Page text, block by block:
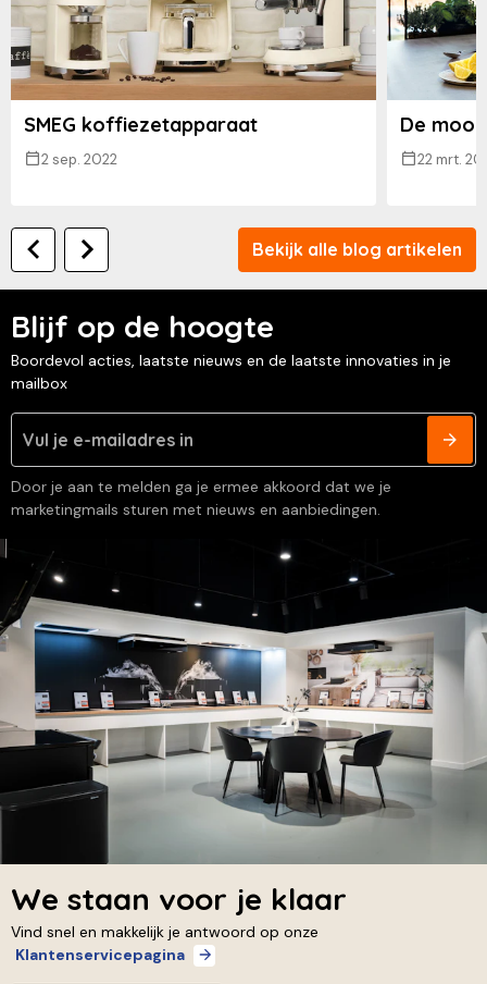
SMEG koffiezetapparaat
2 sep. 2022
De
22 mrt.
Bekijk alle blog artikelen
Blijf op de hoogte
Boordevol acties, laatste nieuws en de laatste innovaties in je
mailbox
Door je aan te melden ga je ermee akkoord dat we je
marketingmails sturen met nieuws en aanbiedingen.
We staan voor je klaar
Vind snel en makkelijk je antwoord op onze
Klantenservicepagina